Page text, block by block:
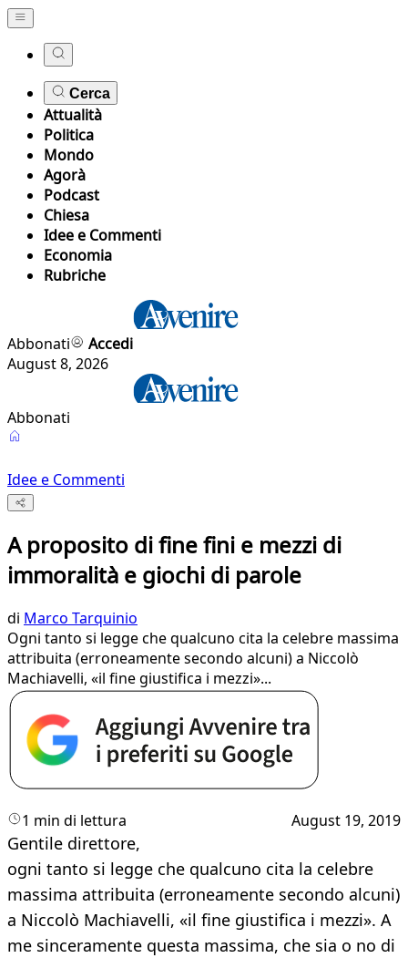
Cerca
Attualità
Politica
Mondo
Agorà
Podcast
Chiesa
Idee e Commenti
Economia
Rubriche
Abbonati
Accedi
August 8, 2026
Abbonati
Idee e Commenti
A proposito di fine fini e mezzi di
immoralità e giochi di parole
di Marco Tarquinio
Ogni tanto si legge che qualcuno cita la celebre massima
attribuita (erroneamente secondo alcuni) a Niccolò
Machiavelli, «il fine giustifica i mezzi»...
1 min di lettura August 19, 2019
Gentile direttore,
ogni tanto si legge che qualcuno cita la celebre
massima attribuita (erroneamente secondo alcuni)
a Niccolò Machiavelli, «il fine giustifica i mezzi». A
me sinceramente questa massima, che sia o no di